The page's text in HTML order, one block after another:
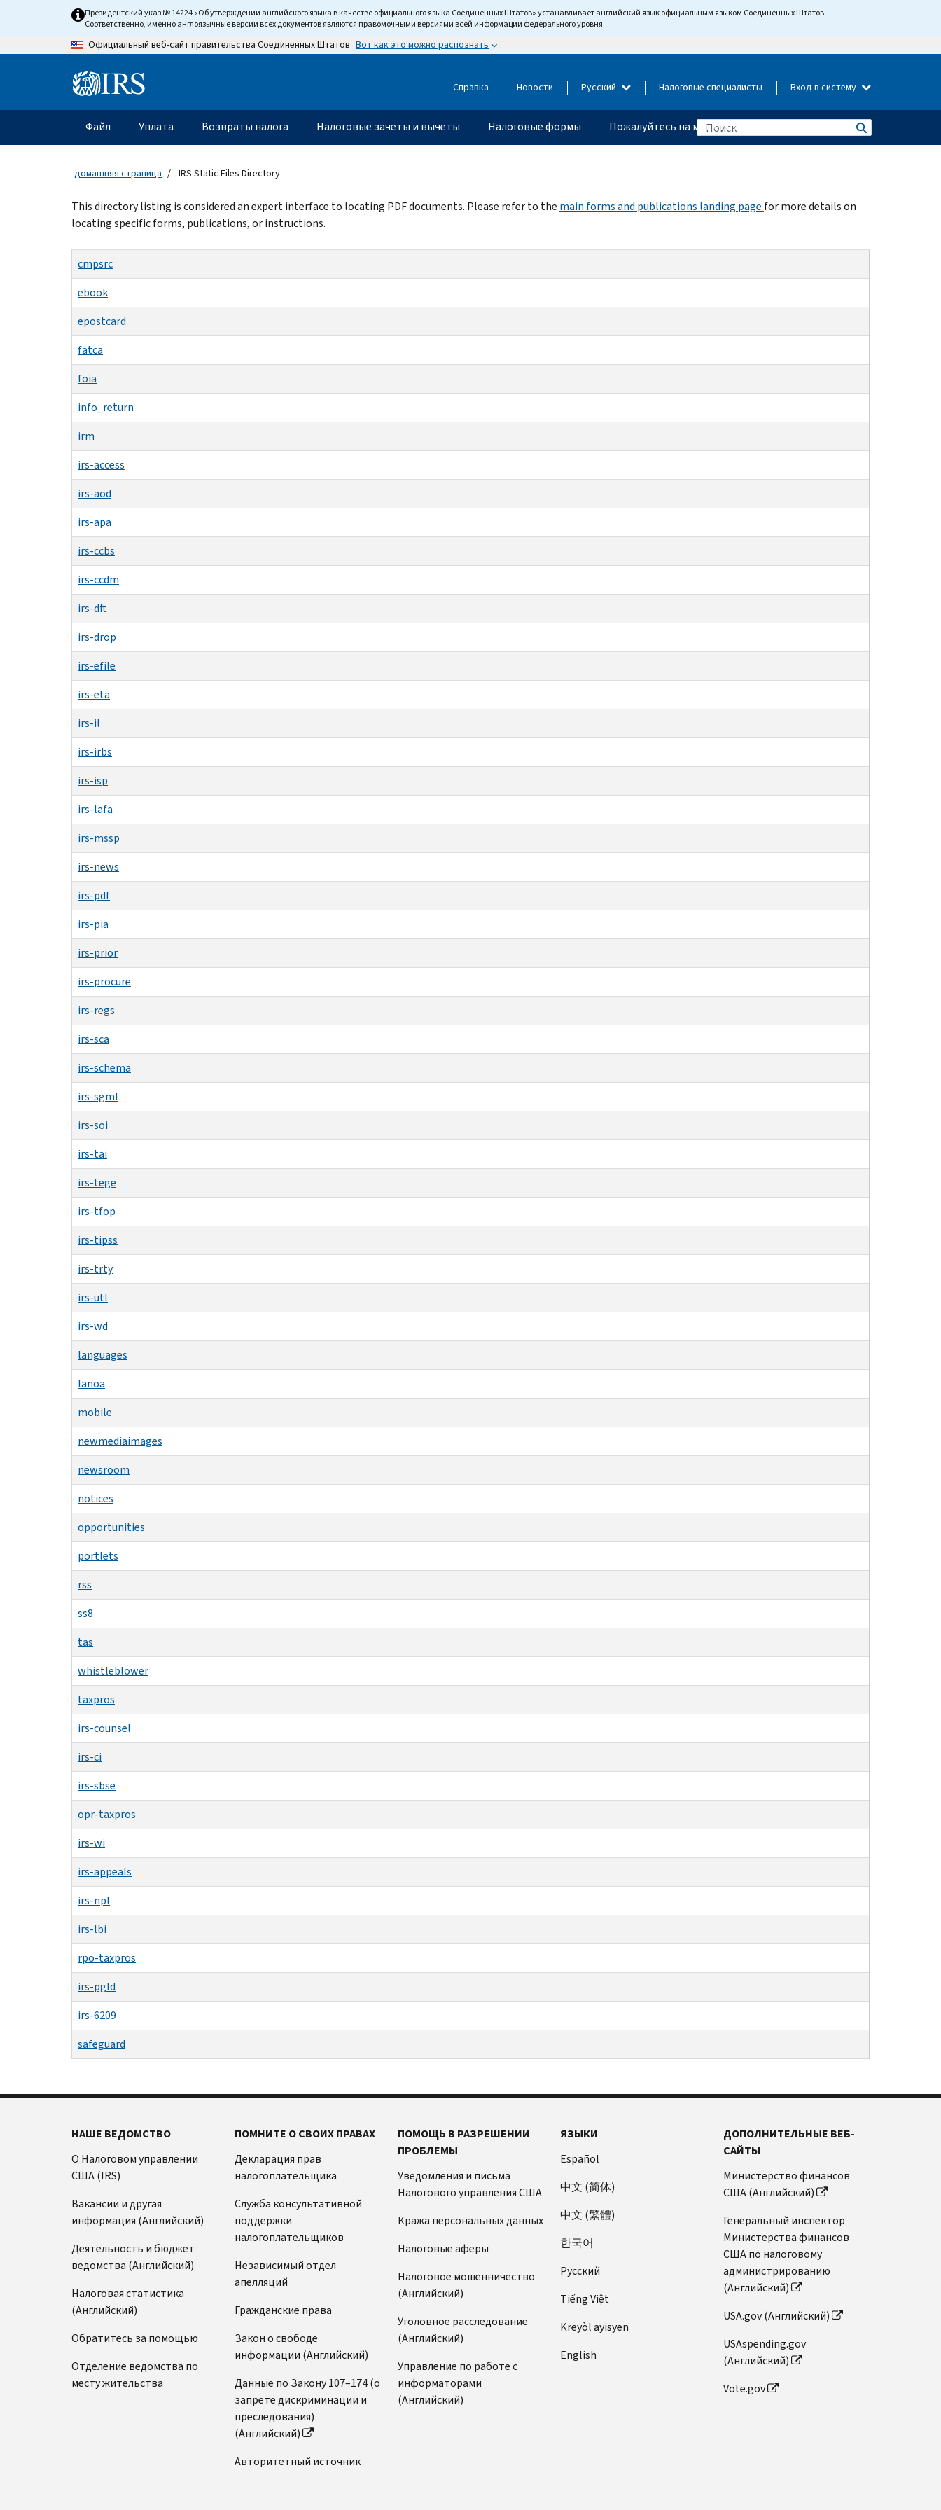
content
Президентский указ № 14224 «Об утверждении английского языка в качестве официального языка Соединенных Штатов» устанавливает английский язык официальным языком Соединенных Штатов.
Соответственно, именно англоязычные версии всех документов являются правомочными версиями всей информации федерального уровня.
Официальный веб-сайт правительства Соединенных Штатов Вот как это можно распознать
Information Справка Новости Русский Налоговые специалисты Вход в систему
Главное
меню
Файл Уплата Возвраты налога Налоговые зачеты и вычеты Налоговые формы Пожалуйтесь на мошенничество
домашняя страница IRS Static Files Directory
Beginning
of
This directory listing is considered an expert interface to locating PDF documents. Please refer to the main forms and publications landing page for more details on
locating specific forms, publications, or instructions.
cmpsrc
ebook
epostcard
fatca
foia
info_return
irm
irs-access
irs-aod
irs-apa
irs-ccbs
irs-ccdm
irs-dft
irs-drop
irs-efile
irs-eta
irs-il
irs-irbs
irs-isp
irs-lafa
irs-mssp
irs-news
irs-pdf
irs-pia
irs-prior
irs-procure
irs-regs
irs-sca
irs-schema
irs-sgml
irs-soi
irs-tai
irs-tege
irs-tfop
irs-tipss
irs-trty
irs-utl
irs-wd
languages
lanoa
mobile
newmediaimages
newsroom
notices
opportunities
portlets
rss
ss8
tas
whistleblower
taxpros
irs-counsel
irs-ci
irs-sbse
opr-taxpros
irs-wi
irs-appeals
irs-npl
irs-lbi
rpo-taxpros
irs-pgld
irs-6209
safeguard
НАШЕ ВЕДОМСТВО
О Налоговом управлении
США (IRS)
Вакансии и другая
информация (Английский)
Деятельность и бюджет
ведомства (Английский)
Налоговая статистика
(Английский)
Обратитесь за помощью
Отделение ведомства по
месту жительства
ПОМНИТЕ О СВОИХ ПРАВАХ
Декларация прав
налогоплательщика
Служба консультативной
поддержки
налогоплательщиков
Независимый отдел
апелляций
Гражданские права
Закон о свободе
информации (Английский)
Данные по Закону 107–174 (о
запрете дискриминации и
преследования)
(Английский)
Авторитетный источник
ПОМОЩЬ В РАЗРЕШЕНИИ
ПРОБЛЕМЫ
Уведомления и письма
Налогового управления США
Кража персональных данных
Налоговые аферы
Налоговое мошенничество
(Английский)
Уголовное расследование
(Английский)
Управление по работе с
информаторами
(Английский)
ЯЗЫКИ
Español
中文 (简体)
中文 (繁體)
한국어
Pусский
Tiếng Việt
Kreyòl ayisyen
English
ДОПОЛНИТЕЛЬНЫЕ ВЕБ-
САЙТЫ
Министерство финансов
США (Английский)
Генеральный инспектор
Министерства финансов
США по налоговому
администрированию
(Английский)
USA.gov (Английский)
USAspending.gov
(Английский)
Vote.gov